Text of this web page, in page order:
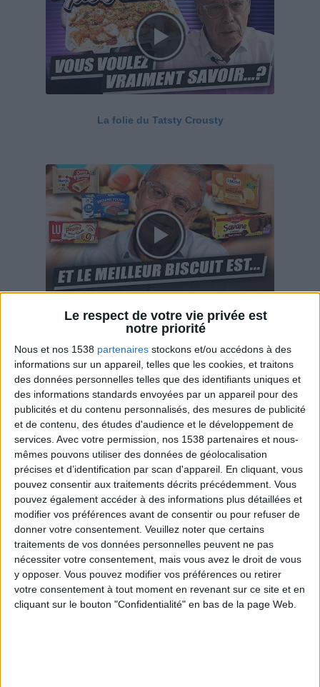
Le respect de votre vie privée est
notre priorité
Nous et nos 1538 partenaires stockons et/ou accédons à des
informations sur un appareil, telles que les cookies, et traitons
des données personnelles telles que des identifiants uniques et
des informations standards envoyées par un appareil pour des
publicités et du contenu personnalisés, des mesures de publicité
et de contenu, des études d'audience et le développement de
services. Avec votre permission, nos 1538 partenaires et nous-
mêmes pouvons utiliser des données de géolocalisation
précises et d’identification par scan d'appareil. En cliquant, vous
pouvez consentir aux traitements décrits précédemment. Vous
pouvez également accéder à des informations plus détaillées et
modifier vos préférences avant de consentir ou pour refuser de
donner votre consentement. Veuillez noter que certains
traitements de vos données personnelles peuvent ne pas
nécessiter votre consentement, mais vous avez le droit de vous
y opposer. Vous pouvez modifier vos préférences ou retirer
votre consentement à tout moment en revenant sur ce site et en
cliquant sur le bouton "Confidentialité" en bas de la page Web.
La folie du Tatsty Crousty
Savane, LU, Pepito, Harrys... Que valent vraiment
ces gâteaux ?
Webinaires en direct Voir tout
Peut-on remplacer la viande par des féculents ?
Consultation diététique du 05/08/2026